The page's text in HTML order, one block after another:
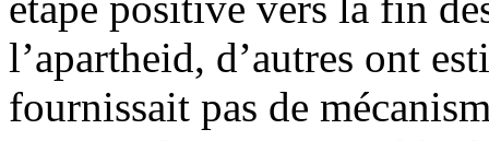
l’apartheid, d’autres ont
fournissait pas de